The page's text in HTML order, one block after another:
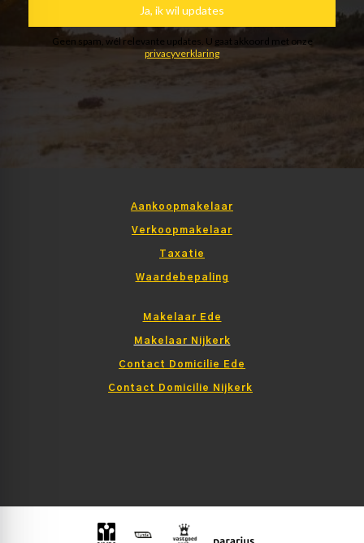
Aankoopmakelaar
Verkoopmakelaar
Taxatie
Waardebepaling
Makelaar Ede
Makelaar Nijkerk
Contact Domicilie Ede
Contact Domicilie Nijkerk